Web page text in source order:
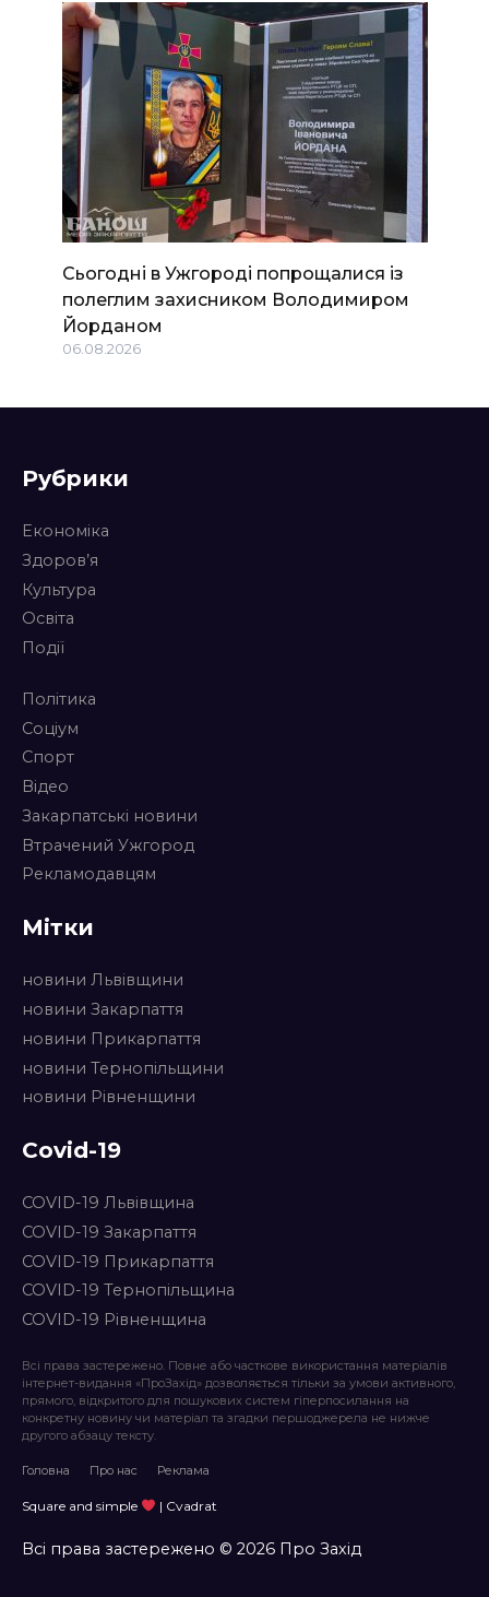
Сьогодні в Ужгороді попрощалися із
полеглим захисником Володимиром
Йорданом
06.08.2026
Рубрики
Економіка
Здоров’я
Культура
Освіта
Події
Політика
Соціум
Спорт
Відео
Закарпатські новини
Втрачений Ужгород
Рекламодавцям
Мітки
новини Львівщини
новини Закарпаття
новини Прикарпаття
новини Тернопільщини
новини Рівненщини
Covid-19
COVID-19 Львівщина
COVID-19 Закарпаття
COVID-19 Прикарпаття
COVID-19 Тернопільщина
COVID-19 Рівненщина
Всі права застережено. Повне або часткове використання матеріалів
інтернет-видання «ПроЗахід» дозволяється тільки за умови активного,
прямого, відкритого для пошукових систем гіперпосилання на
конкретну новину чи матеріал та згадки першоджерела не нижче
другого абзацу тексту.
Головна Про нас Реклама
Square and simple | Cvadrat
Всі права застережено © 2026 Про Захід